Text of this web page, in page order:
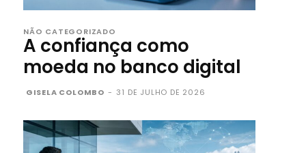
NÃO CATEGORIZADO
A confiança como
moeda no banco digital
GISELA COLOMBO - 31 DE JULHO DE 2026